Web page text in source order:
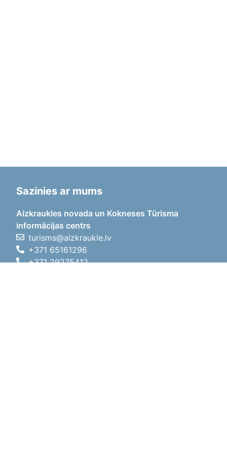
Sazinies ar mums
Aizkraukles novada un Kokneses Tūrisma
informācijas centrs
turisms@aizkraukle.lv
+371 65161296
+371 29275412